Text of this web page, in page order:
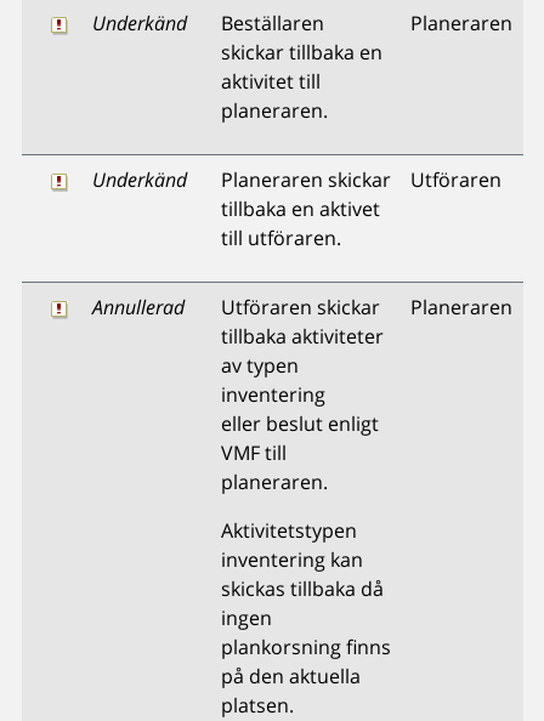
Underkänd
Beställaren
skickar tillbaka en
aktivitet till
planeraren.
Planeraren
Underkänd
Planeraren skickar
tillbaka en aktivet
till utföraren.
Utföraren
Annullerad
Utföraren skickar
tillbaka aktiviteter
av typen
inventering
eller beslut enligt
VMF till
planeraren.
Aktivitetstypen
inventering kan
skickas tillbaka då
ingen
plankorsning finns
på den aktuella
platsen.
Planeraren